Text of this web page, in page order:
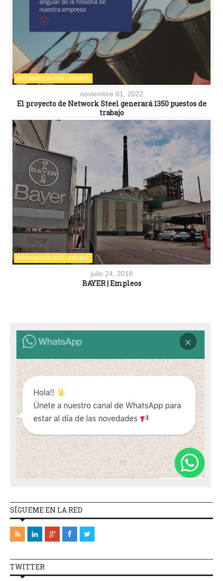
INTERMEDIACIÓN LABORAL
noviembre 01, 2022
El proyecto de Network Steel generará 1350 puestos de
trabajo
INTERMEDIACIÓN LABORAL
julio 24, 2018
BAYER | Empleos
SÍGUEME EN LA RED
TWITTER